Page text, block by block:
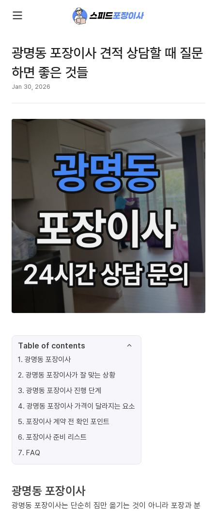
광명동 포장이사 견적 상담할 때 질문
하면 좋은 것들
Jan 30, 2026
Table of contents
1. 광명동 포장이사
2. 광명동 포장이사가 잘 맞는 상황
3. 광명동 포장이사 진행 단계
4. 광명동 포장이사 가격이 달라지는 요소
5. 포장이사 계약 전 확인 포인트
6. 포장이사 준비 리스트
7. FAQ
광명동 포장이사
광명동 포장이사는 단순히 짐만 옮기는 것이 아니라 포장과 분